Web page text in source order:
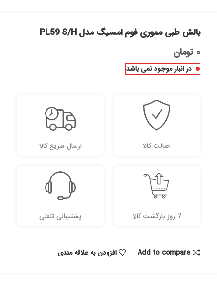
بالش طبی مموری فوم امسیگ مدل PL59 S/H
۰ تومان
در انبار موجود نمی باشد
اصالت کالا ارسال سریع کالا
7 روز بازگشت کالا پشتیبانی تلفنی
Add to compare افزودن به علاقه مندی